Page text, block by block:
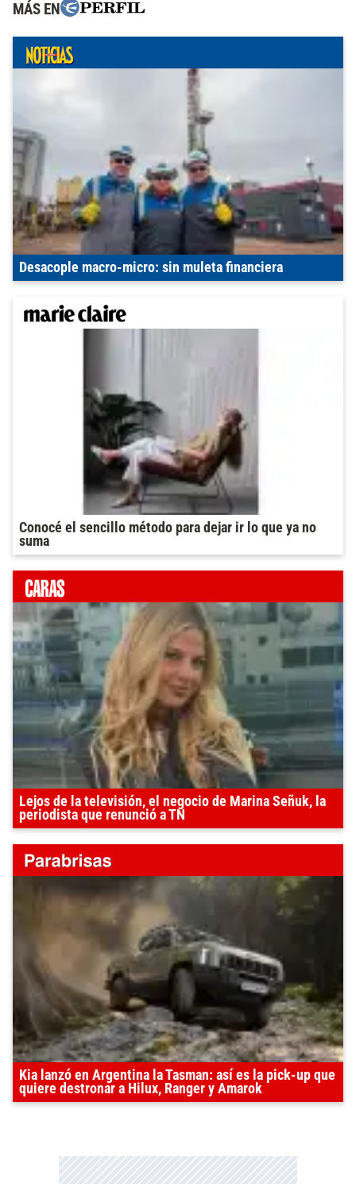
MÁS EN
Desacople macro-micro: sin muleta financiera
Conocé el sencillo método para dejar ir lo que ya no
suma
Lejos de la televisión, el negocio de Marina Señuk, la
periodista que renunció a TN
Kia lanzó en Argentina la Tasman: así es la pick-up que
quiere destronar a Hilux, Ranger y Amarok